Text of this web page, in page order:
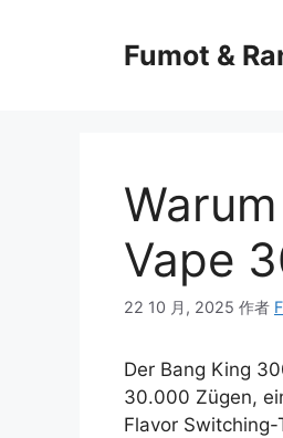
Fumot &
Vape
22 10 月, 2025 作者
Der Bang King
30.000 Zügen,
Flavor